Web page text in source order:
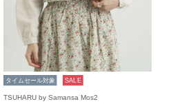
タイムセール対象 SALE
TSUHARU by Samansa Mos2